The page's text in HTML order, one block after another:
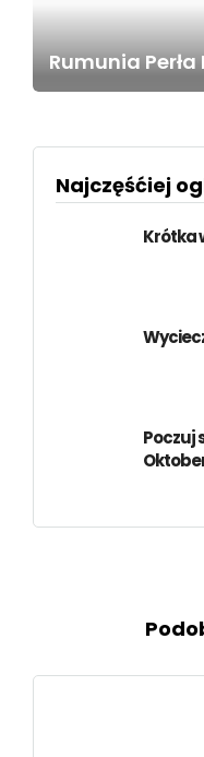
Rumunia
Najczęśćiej
Krótka
Poczuj